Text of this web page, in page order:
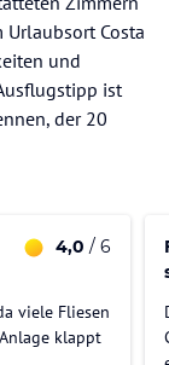
Costa
und
ist
der 20
4,0 / 6